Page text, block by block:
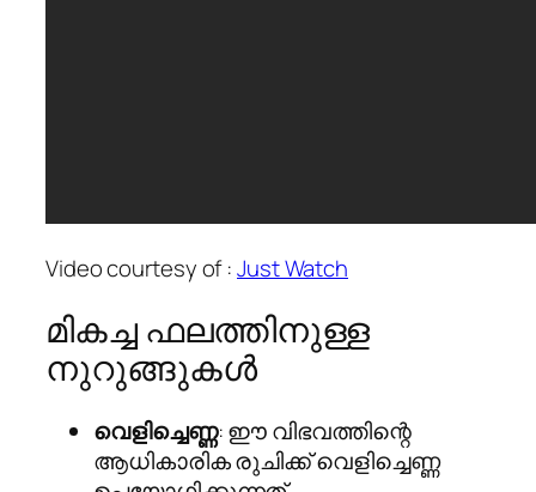
Video courtesy of :Just Watch
മികച്ച ഫലത്തിനുള്ള
നുറുങ്ങുകൾ
വെളിച്ചെണ്ണ: ഈ വിഭവത്തിന്റെ
ആധികാരിക രുചിക്ക് വെളിച്ചെണ്ണ